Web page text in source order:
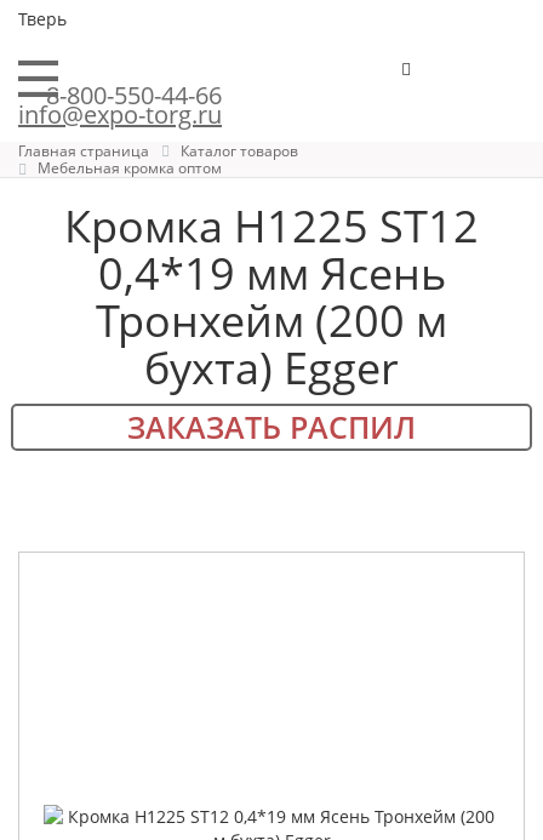
Тверь
8-800-550-44-66
info@expo-torg.ru
Главная страница
Каталог товаров
Мебельная кромка оптом
Кромка H1225 ST12
0,4*19 мм Ясень
Тронхейм (200 м
бухта) Egger
ЗАКАЗАТЬ РАСПИЛ